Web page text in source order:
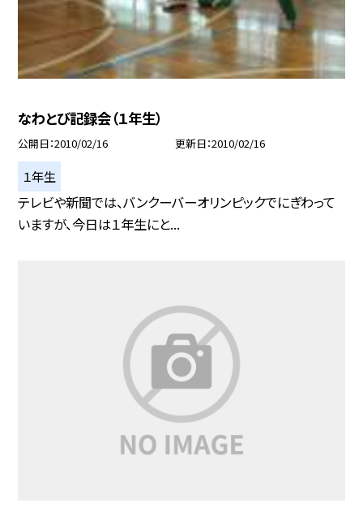
なわとび記録会（１年生）
公開日 2010/02/16 更新日 2010/02/16
１年生
テレビや新聞では、バンクーバーオリンピックでにぎわって
いますが、今日は１年生にと...